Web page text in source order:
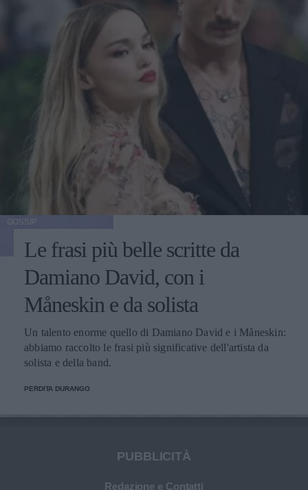
Le frasi più belle scritte da
Damiano David, con i
Måneskin e da solista
Un talento enorme quello di Damiano David e i Måneskin:
abbiamo raccolto le frasi più significative dell'artista da
solista e della band.
PERDITA DURANGO
PUBBLICITÀ
Redazione e Contatti